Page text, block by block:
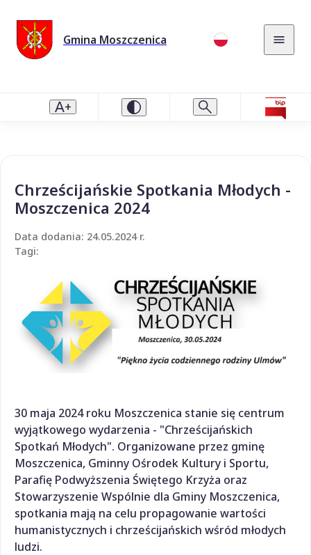
Gmina Moszczenica
Chrześcijańskie Spotkania Młodych -
Moszczenica 2024
Data dodania: 24.05.2024 r.
Tagi:
30 maja 2024 roku Moszczenica stanie się centrum
wyjątkowego wydarzenia - "Chrześcijańskich
Spotkań Młodych". Organizowane przez gminę
Moszczenica, Gminny Ośrodek Kultury i Sportu,
Parafię Podwyższenia Świętego Krzyża oraz
Stowarzyszenie Wspólnie dla Gminy Moszczenica,
spotkania mają na celu propagowanie wartości
humanistycznych i chrześcijańskich wśród młodych
ludzi.